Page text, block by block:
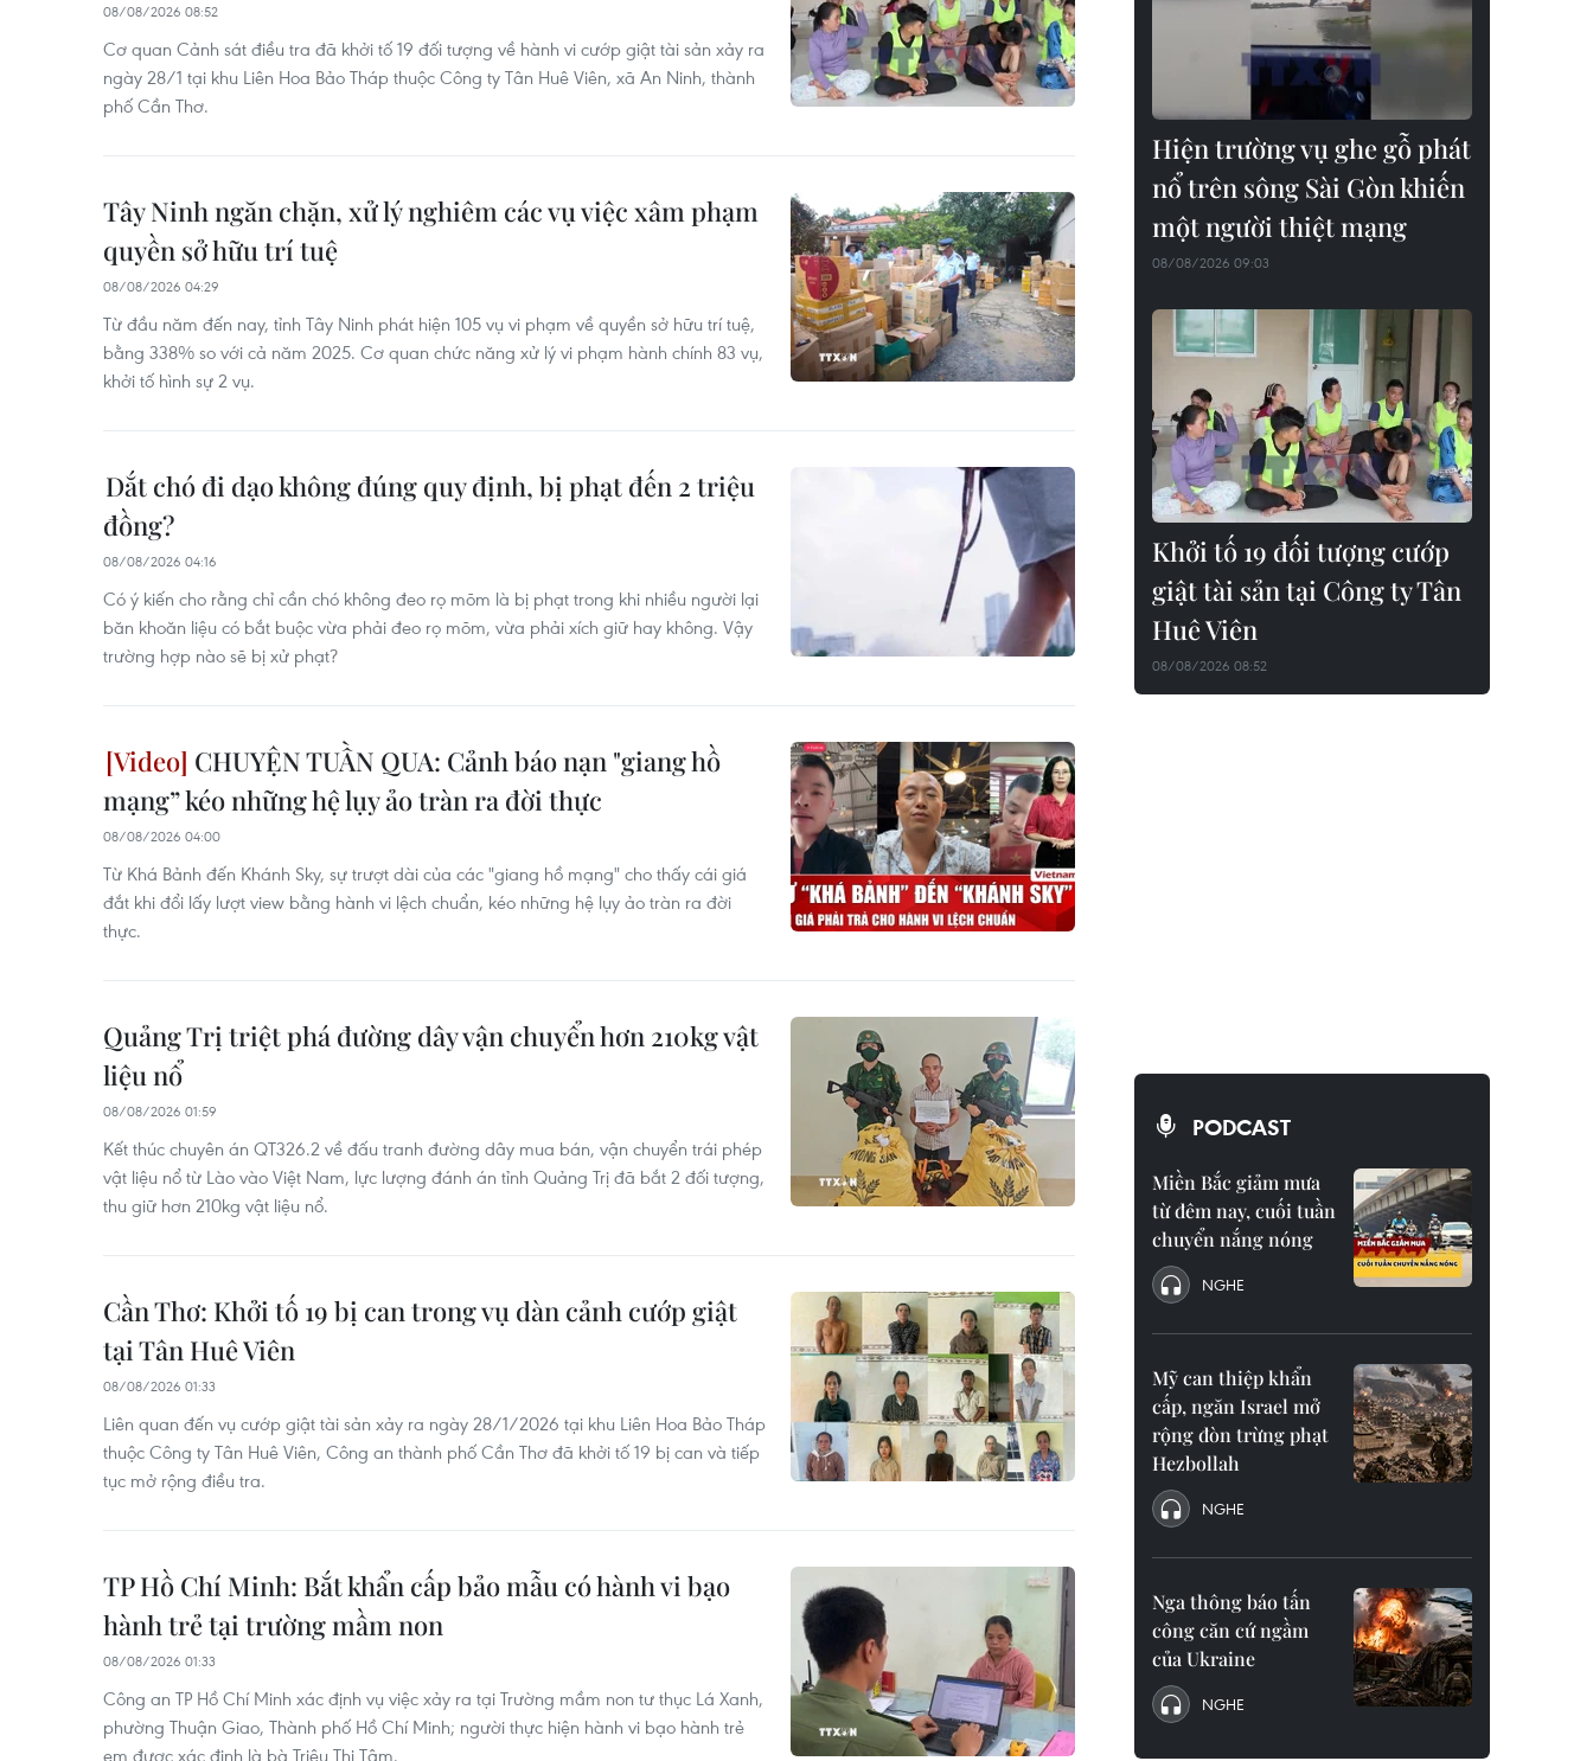
08/08/2026 08:52
Cơ quan Cảnh sát điều tra đã khởi tố 19 đối tượng về hành vi cướp giật tài sản xảy ra
ngày 28/1 tại khu Liên Hoa Bảo Tháp thuộc Công ty Tân Huê Viên, xã An Ninh, thành
phố Cần Thơ.
Tây Ninh ngăn chặn, xử lý nghiêm các vụ việc xâm phạm
quyền sở hữu trí tuệ
08/08/2026 04:29
Từ đầu năm đến nay, tỉnh Tây Ninh phát hiện 105 vụ vi phạm về quyền sở hữu trí tuệ,
bằng 338% so với cả năm 2025. Cơ quan chức năng xử lý vi phạm hành chính 83 vụ,
khởi tố hình sự 2 vụ.
Dắt chó đi dạo không đúng quy định, bị phạt đến 2 triệu
đồng?
08/08/2026 04:16
Có ý kiến cho rằng chỉ cần chó không đeo rọ mõm là bị phạt trong khi nhiều người lại
băn khoăn liệu có bắt buộc vừa phải đeo rọ mõm, vừa phải xích giữ hay không. Vậy
trường hợp nào sẽ bị xử phạt?
CHUYỆN TUẦN QUA: Cảnh báo nạn "giang hồ
mạng” kéo những hệ lụy ảo tràn ra đời thực
08/08/2026 04:00
Từ Khá Bảnh đến Khánh Sky, sự trượt dài của các "giang hồ mạng" cho thấy cái giá
đắt khi đổi lấy lượt view bằng hành vi lệch chuẩn, kéo những hệ lụy ảo tràn ra đời
thực.
Quảng Trị triệt phá đường dây vận chuyển hơn 210kg vật
liệu nổ
08/08/2026 01:59
Kết thúc chuyên án QT326.2 về đấu tranh đường dây mua bán, vận chuyển trái phép
vật liệu nổ từ Lào vào Việt Nam, lực lượng đánh án tỉnh Quảng Trị đã bắt 2 đối tượng,
thu giữ hơn 210kg vật liệu nổ.
Cần Thơ: Khởi tố 19 bị can trong vụ dàn cảnh cướp giật
tại Tân Huê Viên
08/08/2026 01:33
Liên quan đến vụ cướp giật tài sản xảy ra ngày 28/1/2026 tại khu Liên Hoa Bảo Tháp
thuộc Công ty Tân Huê Viên, Công an thành phố Cần Thơ đã khởi tố 19 bị can và tiếp
tục mở rộng điều tra.
TP Hồ Chí Minh: Bắt khẩn cấp bảo mẫu có hành vi bạo
hành trẻ tại trường mầm non
08/08/2026 01:33
Công an TP Hồ Chí Minh xác định vụ việc xảy ra tại Trường mầm non tư thục Lá Xanh,
phường Thuận Giao, Thành phố Hồ Chí Minh; người thực hiện hành vi bạo hành trẻ
em được xác định là bà Triệu Thị Tâm.
Hiện trường vụ ghe gỗ phát
nổ trên sông Sài Gòn khiến
một người thiệt mạng
08/08/2026 09:03
Khởi tố 19 đối tượng cướp
giật tài sản tại Công ty Tân
Huê Viên
08/08/2026 08:52
PODCAST
Miền Bắc giảm mưa
từ đêm nay, cuối tuần
chuyển nắng nóng
NGHE
Mỹ can thiệp khẩn
cấp, ngăn Israel mở
rộng đòn trừng phạt
Hezbollah
NGHE
Nga thông báo tấn
công căn cứ ngầm
của Ukraine
NGHE